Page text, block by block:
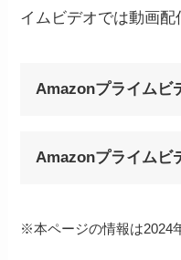
イムビデオでは動画配
Amazonプライムビ
Amazonプライムビ
※本ページの情報は2024